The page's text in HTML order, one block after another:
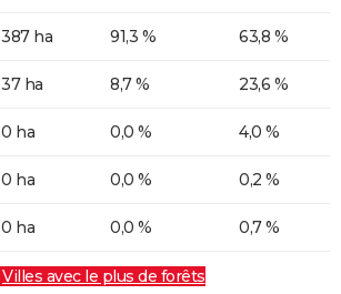
387 ha 91,3 % 63,8 %
37 ha 8,7 % 23,6 %
0 ha 0,0 % 4,0 %
0 ha 0,0 % 0,2 %
0 ha 0,0 % 0,7 %
Villes avec le plus de forêts